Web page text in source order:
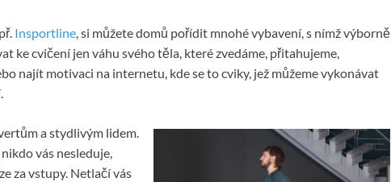
Insportline, si můžete domů pořídit mnohé vybavení, s nímž výborně
ke cvičení jen váhu svého těla, které zvedáme, přitahujeme,
najít motivaci na internetu, kde se to cviky, jež můžeme vykonávat
a stydlivým lidem.
vás nesleduje,
za vstupy. Netlačí vás